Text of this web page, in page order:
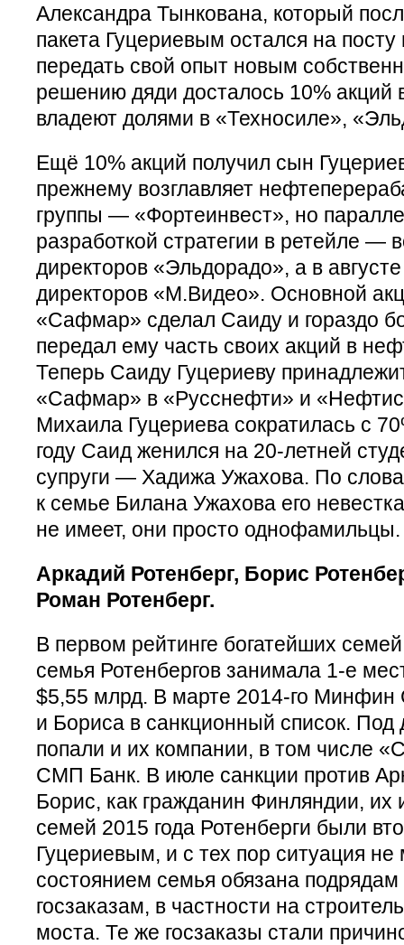
Александра Тынкована, который
пакета Гуцериевым остался на
передать свой опыт новым
решению дяди досталось 10% акций
владеют долями в «Техносиле»,
Ещё 10% акций получил сын
прежнему возглавляет
группы — «Фортеинвест», но
разработкой стратегии в ретейле —
директоров «Эльдорадо», а в
директоров «М.Видео». Основной
«Сафмар» сделал Саиду и гораздо
передал ему часть своих акций в
Теперь Саиду Гуцериеву
«Сафмар» в «Русснефти» и
Михаила Гуцериева сократилась с
году Саид женился на 20-летней
супруги — Хадижа Ужахова. По
к семье Билана Ужахова его
не имеет, они просто однофамильцы.
Аркадий Ротенберг, Борис
Роман Ротенберг.
В первом рейтинге богатейших
семья Ротенбергов занимала 1-е
$5,55 млрд. В марте 2014-го
и Бориса в санкционный список. Под
попали и их компании, в том числе
СМП Банк. В июле санкции против
Борис, как гражданин Финляндии, их
семей 2015 года Ротенберги были
Гуцериевым, и с тех пор ситуация
состоянием семья обязана
госзаказам, в частности на
моста. Те же госзаказы стали